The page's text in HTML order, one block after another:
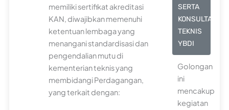
memiliki sertifikat akreditasi
KAN, diwajibkan memenuhi
ketentuan lembaga yang
menangani standardisasi dan
pengendalian mutu di
kementerian teknis yang
membidangi Perdagangan,
yang terkait dengan:
SERTA
KONSULTASI
TEKNIS
YBDI
Golongan
ini
mencakup
kegiatan